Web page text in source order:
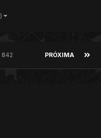
Postar o Script Completo
é Diferente um
PRÓXIMA
842